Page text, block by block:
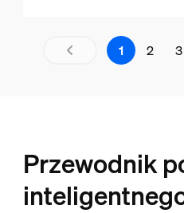
1 2 3
Przewodnik